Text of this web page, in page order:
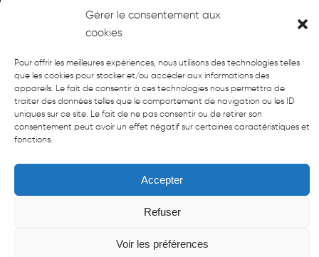
Gérer le consentement aux
cookies
Pour offrir les meilleures expériences, nous utilisons des technologies telles
que les cookies pour stocker et/ou accéder aux informations des
appareils. Le fait de consentir à ces technologies nous permettra de
traiter des données telles que le comportement de navigation ou les ID
uniques sur ce site. Le fait de ne pas consentir ou de retirer son
consentement peut avoir un effet négatif sur certaines caractéristiques et
fonctions.
Accepter
Refuser
Voir les préférences
Site